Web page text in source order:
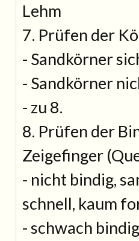
Lehm
7. Prüfen der
- Sandkörner
- Sandkörner
- zu 8.
8. Prüfen der
Zeigefinger
- nicht bindig,
schnell, kaum
- schwach